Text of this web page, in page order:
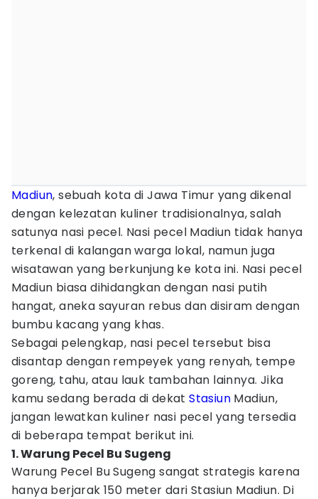
Madiun, sebuah kota di Jawa Timur yang dikenal
dengan kelezatan kuliner tradisionalnya, salah
satunya nasi pecel. Nasi pecel Madiun tidak hanya
terkenal di kalangan warga lokal, namun juga
wisatawan yang berkunjung ke kota ini. Nasi pecel
Madiun biasa dihidangkan dengan nasi putih
hangat, aneka sayuran rebus dan disiram dengan
bumbu kacang yang khas.
Sebagai pelengkap, nasi pecel tersebut bisa
disantap dengan rempeyek yang renyah, tempe
goreng, tahu, atau lauk tambahan lainnya. Jika
kamu sedang berada di dekatStasiun Madiun,
jangan lewatkan kuliner nasi pecel yang tersedia
di beberapa tempat berikut ini.
1. Warung Pecel Bu Sugeng
Warung Pecel Bu Sugeng sangat strategis karena
hanya berjarak 150 meter dari Stasiun Madiun. Di